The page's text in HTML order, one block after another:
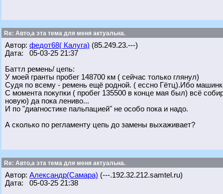
Re: Авто,а эта тема для меня актуальна.
Автор: федот68( Калуга) (85.249.23.---)
Дата: 05-03-25 21:37
Баттл ремень/ цепь:
У моей гранты пробег 148700 км ( сейчас только глянул)
Судя по всему - ремень ещё родной. ( ессно Гётц).Ибо
С момента покупки ( пробег 135500 в конце мая был) всё
новую) да пока лениво...
И по "диагностике пальпацией" не особо пока и надо.
А сколько по регламенту цепь до замены выхаживает?
Re: Авто,а эта тема для меня актуальна.
Автор: Александр(Самара) (---.192.32.212.samtel.ru)
Дата: 05-03-25 21:38